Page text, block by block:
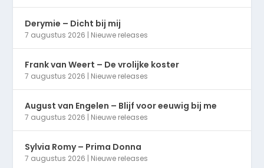
Derymie – Dicht bij mij
7 augustus 2026 | Nieuwe releases
Frank van Weert – De vrolijke koster
7 augustus 2026 | Nieuwe releases
August van Engelen – Blijf voor eeuwig bij me
7 augustus 2026 | Nieuwe releases
Sylvia Romy – Prima Donna
7 augustus 2026 | Nieuwe releases